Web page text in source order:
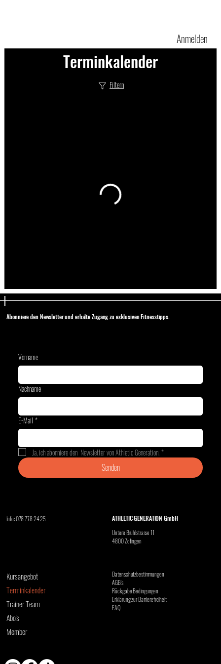
Anmelden
Terminkalender
Filtern
Abonniere den Newsletter und erhalte Zugang zu exklusiven Fitnesstipps.
Vorname
Nachname
E-Mail *
Ja, ich abonniere den  Newsletter von Athletic Generation. *
Senden
ATHLETIC GENERATION GmbH
Untere Brühlstrasse 11
4800 Zofingen
Info: 078 778 24 25
Datenschutzbestimmungen
AGB's
Rückgabe Bedingungen
Erklärung zur Barrierefreiheit
FAQ
Kursangebot
Terminkalender
Trainer Team
Abo's
Member